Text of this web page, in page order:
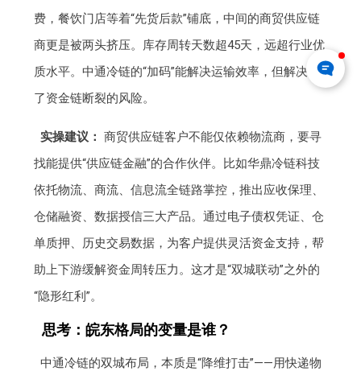
费，餐饮门店等着“先货后款”铺底，中间的商贸供应链
商更是被两头挤压。库存周转天数超45天，远超行业优
质水平。中通冷链的“加码”能解决运输效率，但解决不
了资金链断裂的风险。
实操建议： 商贸供应链客户不能仅依赖物流商，要寻
找能提供“供应链金融”的合作伙伴。比如华鼎冷链科技
依托物流、商流、信息流全链路掌控，推出应收保理、
仓储融资、数据授信三大产品。通过电子债权凭证、仓
单质押、历史交易数据，为客户提供灵活资金支持，帮
助上下游缓解资金周转压力。这才是“双城联动”之外的
“隐形红利”。
思考：皖东格局的变量是谁？
中通冷链的双城布局，本质是“降维打击”——用快递物